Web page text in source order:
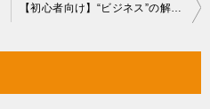
【初心者向け】“ビジネス”の解像度をあげよう！